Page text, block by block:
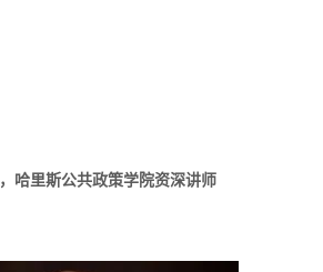
，哈里斯公共政策学院资深讲师